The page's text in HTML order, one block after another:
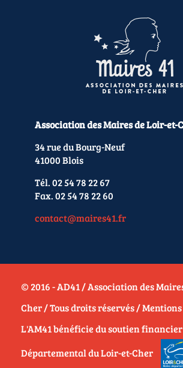
Association des Maires de Loir-et-
34 rue du Bourg-Neuf
41000 Blois
Tél. 02 54 78 22 67
Fax. 02 54 78 22 60
contact@maires41.fr
© 2016 - AD41 / Association des
Cher / Tous droits réservés /
L'AM41 bénéficie du soutien
Départemental du Loir-et-Cher